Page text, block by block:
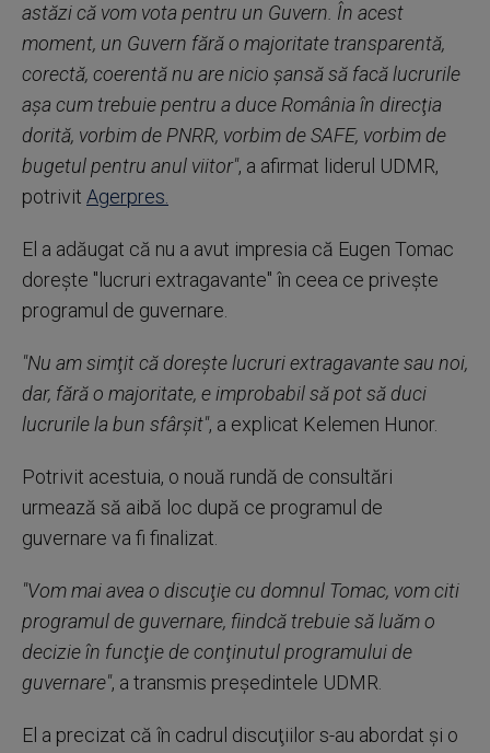
astăzi că vom vota pentru un Guvern. În acest
moment, un Guvern fără o majoritate transparentă,
corectă, coerentă nu are nicio şansă să facă lucrurile
aşa cum trebuie pentru a duce România în direcţia
dorită, vorbim de PNRR, vorbim de SAFE, vorbim de
bugetul pentru anul viitor", a afirmat liderul UDMR,
potrivit Agerpres.
El a adăugat că nu a avut impresia că Eugen Tomac
doreşte "lucruri extragavante" în ceea ce priveşte
programul de guvernare.
"Nu am simţit că doreşte lucruri extragavante sau noi,
dar, fără o majoritate, e improbabil să pot să duci
lucrurile la bun sfârşit", a explicat Kelemen Hunor.
Potrivit acestuia, o nouă rundă de consultări
urmează să aibă loc după ce programul de
guvernare va fi finalizat.
"Vom mai avea o discuţie cu domnul Tomac, vom citi
programul de guvernare, fiindcă trebuie să luăm o
decizie în funcţie de conţinutul programului de
guvernare", a transmis preşedintele UDMR.
El a precizat că în cadrul discuţiilor s-au abordat şi o